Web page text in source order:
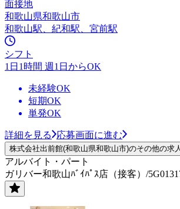
面接地
和歌山県和歌山市
和歌山駅、紀和駅、宮前駅
シフト
1日1時間 週1日からOK
未経験OK
短期OK
単発OK
詳細を見る 応募画面に進む
株式会社出前館(和歌山県和歌山市)のその他の求
アルバイト・パート
ガリバー和歌山ﾊﾞｲﾊﾟｽ店（接客）/